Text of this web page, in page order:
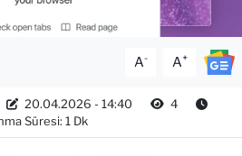
A- A+
20.04.2026 - 14:40
4
Süresi: 1 Dk